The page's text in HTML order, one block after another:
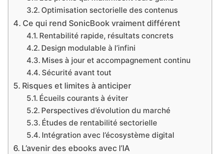
Optimisation sectorielle des contenus
Ce qui rend SonicBook vraiment différent
Rentabilité rapide, résultats concrets
Design modulable à l’infini
Mises à jour et accompagnement continu
Sécurité avant tout
Risques et limites à anticiper
Écueils courants à éviter
Perspectives d’évolution du marché
Études de rentabilité sectorielle
Intégration avec l’écosystème digital
L’avenir des ebooks avec l’IA